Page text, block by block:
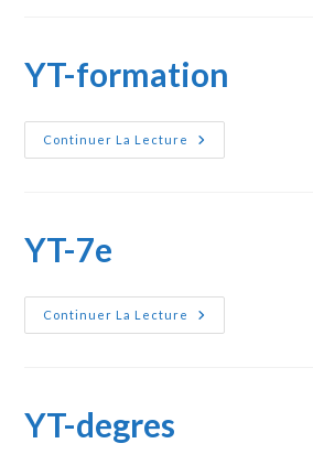
YT-formation
Continuer La Lecture
YT-
Formation
YT-7e
Continuer La Lecture
YT-
7e
YT-degres